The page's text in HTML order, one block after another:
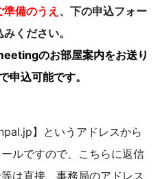
備のうえ 、下の申込フォー
ください。
のお部屋案内をお送り
申込可能です。
】というアドレスから
ルですので、こちらに返信
は直接、 事務局のアドレス